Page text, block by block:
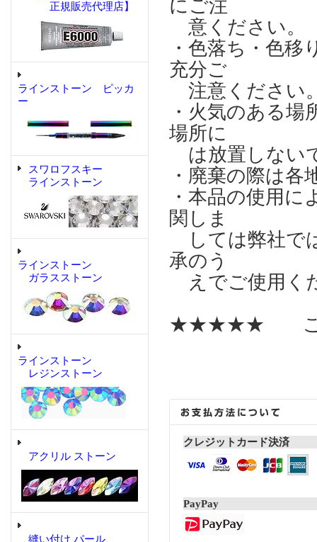
正規販売代理店】
ラインストーン ピッカ
ー
スワロフスキー
ラインストーン
ラインストーン
ガラスストーン
ラインストーン
レジンストーン
アクリル ストーン
縫い付け パール
にご注
意ください。
・色落ち・色
充分ご
注意ください
・火気のある場
場所に
は放置しない
・廃棄の際は
・本品の使用
関しま
しては弊社で
承のう
えでご使用く
★★★★★ こ
クレジットカード決済
PayPay